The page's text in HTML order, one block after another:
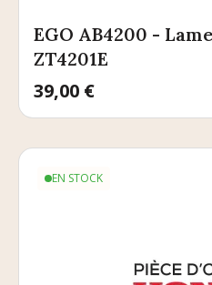
EGO AB4200 -
ZT4201E
Prix
39,00 €
EN STOCK